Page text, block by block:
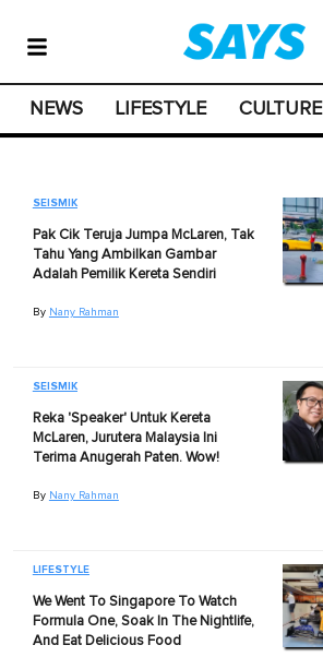
NEWS LIFESTYLE CULTURE
SEISMIK
Pak Cik Teruja Jumpa McLaren, Tak
Tahu Yang Ambilkan Gambar
Adalah Pemilik Kereta Sendiri
By Nany Rahman
SEISMIK
Reka 'Speaker' Untuk Kereta
McLaren, Jurutera Malaysia Ini
Terima Anugerah Paten. Wow!
By Nany Rahman
LIFESTYLE
We Went To Singapore To Watch
Formula One, Soak In The Nightlife,
And Eat Delicious Food